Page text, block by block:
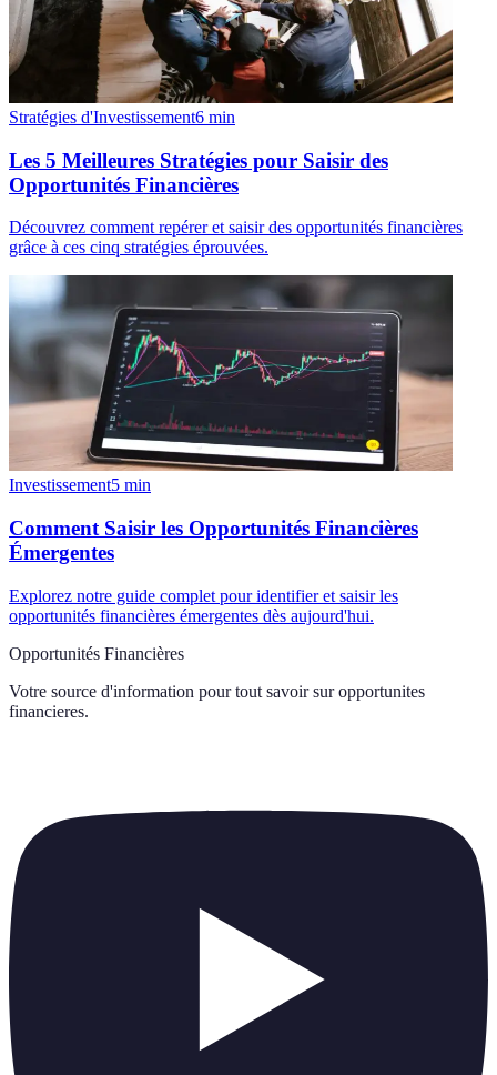
Stratégies d'Investissement6 min
Les 5 Meilleures Stratégies pour Saisir des
Opportunités Financières
Découvrez comment repérer et saisir des opportunités financières
grâce à ces cinq stratégies éprouvées.
Investissement5 min
Comment Saisir les Opportunités Financières
Émergentes
Explorez notre guide complet pour identifier et saisir les
opportunités financières émergentes dès aujourd'hui.
Opportunités Financières
Votre source d'information pour tout savoir sur opportunites
financieres.